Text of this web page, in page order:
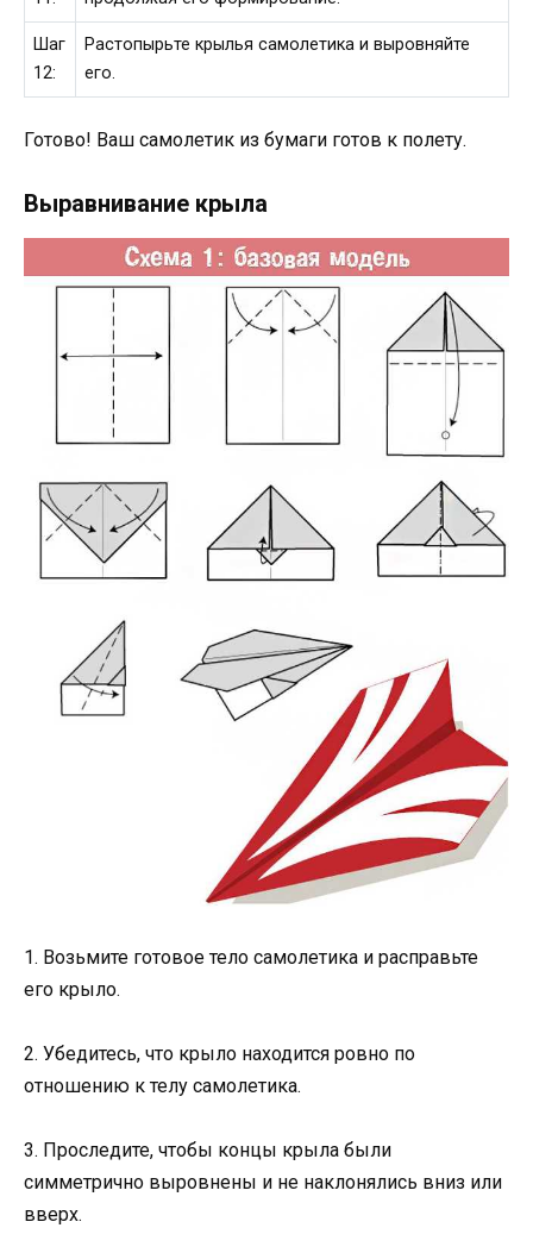
Шаг
12:
Растопырьте крылья самолетика и выровняйте
его.
Готово! Ваш самолетик из бумаги готов к полету.
Выравнивание крыла
1. Возьмите готовое тело самолетика и расправьте
его крыло.
2. Убедитесь, что крыло находится ровно по
отношению к телу самолетика.
3. Проследите, чтобы концы крыла были
симметрично выровнены и не наклонялись вниз или
вверх.